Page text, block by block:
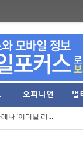
콘서트 10월 ...
나 '이터널 리...
년간의 TFT... ...